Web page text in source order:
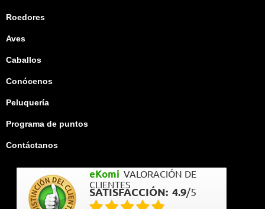
Roedores
Aves
Caballos
Conócenos
Peluquería
Programa de puntos
Contáctanos
eKomi VALORACIÓN DE
CLIENTES
SATISFACCIÓN: 4.9/5